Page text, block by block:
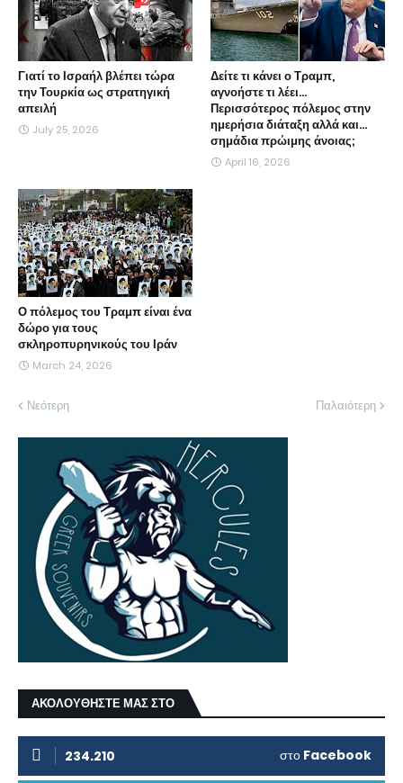
Γιατί το Ισραήλ βλέπει τώρα
την Τουρκία ως στρατηγική
απειλή
July 25, 2026
Δείτε τι κάνει ο Τραμπ,
αγνοήστε τι λέει...
Περισσότερος πόλεμος στην
ημερήσια διάταξη αλλά και...
σημάδια πρώιμης άνοιας;
April 16, 2026
Ο πόλεμος του Τραμπ είναι ένα
δώρο για τους
σκληροπυρηνικούς του Ιράν
March 24, 2026
Νεότερη Παλαιότερη
ΑΚΟΛΟΥΘΗΣΤΕ ΜΑΣ ΣΤΟ
234.210 στο Facebook